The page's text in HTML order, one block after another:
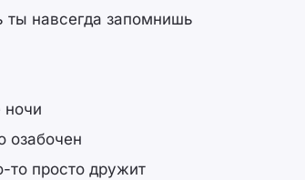
навсегда запомнишь
озабочен
то просто дружит